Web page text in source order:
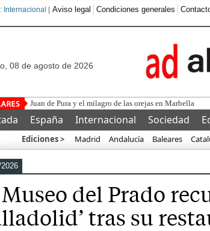
Internacional | Aviso legal Condiciones generales
08 de agosto de 2026
España Internacional Sociedad
Ediciones > Madrid Andalucía Baleares
del Prado
tras su